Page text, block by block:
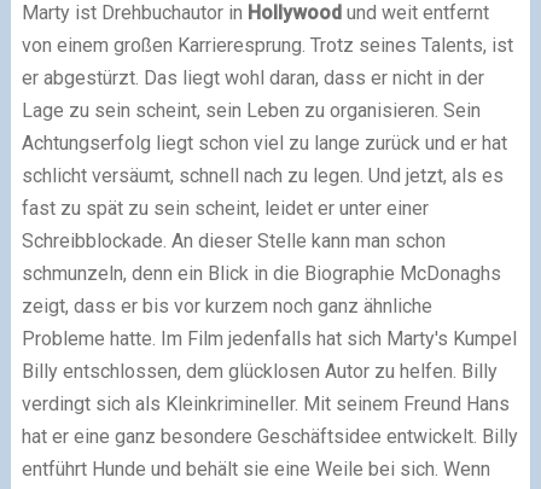
Marty ist Drehbuchautor in Hollywoodund weit entfernt
von einem großen Karrieresprung. Trotz seines Talents, ist
er abgestürzt. Das liegt wohl daran, dass er nicht in der
Lage zu sein scheint, sein Leben zu organisieren. Sein
Achtungserfolg liegt schon viel zu lange zurück und er hat
schlicht versäumt, schnell nach zu legen. Und jetzt, als es
fast zu spät zu sein scheint, leidet er unter einer
Schreibblockade. An dieser Stelle kann man schon
schmunzeln, denn ein Blick in die Biographie McDonaghs
zeigt, dass er bis vor kurzem noch ganz ähnliche
Probleme hatte. Im Film jedenfalls hat sich Marty's Kumpel
Billy entschlossen, dem glücklosen Autor zu helfen. Billy
verdingt sich als Kleinkrimineller. Mit seinem Freund Hans
hat er eine ganz besondere Geschäftsidee entwickelt. Billy
entführt Hunde und behält sie eine Weile bei sich. Wenn